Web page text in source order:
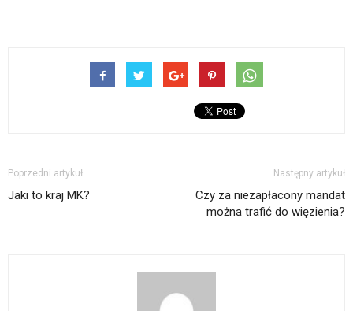
Poprzedni artykuł
Jaki to kraj MK?
Następny artykuł
Czy za niezapłacony mandat
można trafić do więzienia?